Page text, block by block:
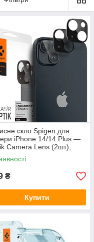
скло Spigen для
iPhone 14/14 Plus —
Camera Lens (2шт),
(AGL05274)
₴
Купити